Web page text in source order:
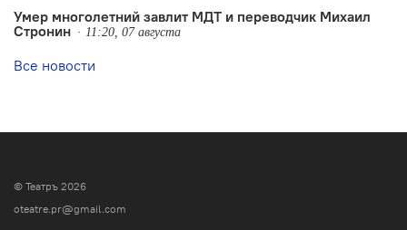
Умер многолетний завлит МДТ и переводчик Михаил
Стронин
11:20, 07 августа
Все новости
© Театръ 2026
oteatre.pr@gmail.com